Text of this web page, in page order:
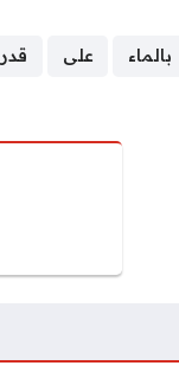
بالماء على